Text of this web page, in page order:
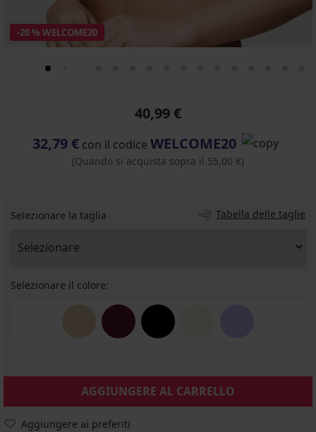
-20 % WELCOME20
40,99 €
32,79 €con il codice WELCOME20
(Quando si acquista sopra il 55,00 €)
Selezionare la taglia Tabella delle taglie
Selezionare il colore:
AGGIUNGERE AL CARRELLO
Aggiungere ai preferiti